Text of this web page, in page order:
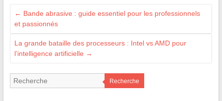
← Bande abrasive : guide essentiel pour les professionnels
et passionnés
La grande bataille des processeurs : Intel vs AMD pour
l’intelligence artificielle →
Recherche